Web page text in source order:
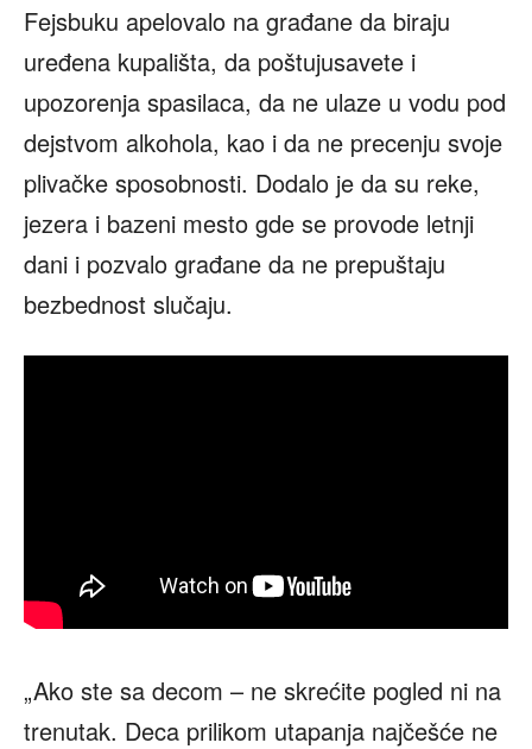
Fejsbuku apelovalo na građane da biraju
uređena kupališta, da poštujusavete i
upozorenja spasilaca, da ne ulaze u vodu pod
dejstvom alkohola, kao i da ne precenju svoje
plivačke sposobnosti. Dodalo je da su reke,
jezera i bazeni mesto gde se provode letnji
dani i pozvalo građane da ne prepuštaju
bezbednost slučaju.
„Ako ste sa decom – ne skrećite pogled ni na
trenutak. Deca prilikom utapanja najčešće ne